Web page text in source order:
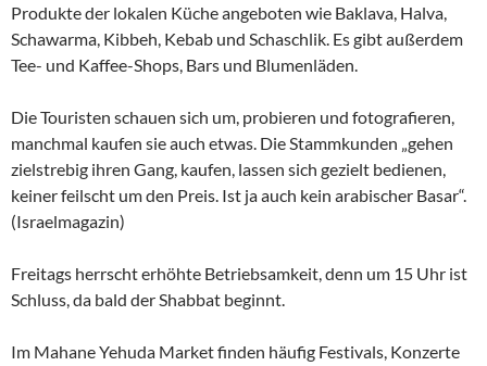
Produkte der lokalen Küche angeboten wie Baklava, Halva,
Schawarma, Kibbeh, Kebab und Schaschlik. Es gibt außerdem
Tee- und Kaffee-Shops, Bars und Blumenläden.
Die Touristen schauen sich um, probieren und fotografieren,
manchmal kaufen sie auch etwas. Die Stammkunden „gehen
zielstrebig ihren Gang, kaufen, lassen sich gezielt bedienen,
keiner feilscht um den Preis. Ist ja auch kein arabischer Basar“.
(Israelmagazin)
Freitags herrscht erhöhte Betriebsamkeit, denn um 15 Uhr ist
Schluss, da bald der Shabbat beginnt.
Im Mahane Yehuda Market finden häufig Festivals, Konzerte